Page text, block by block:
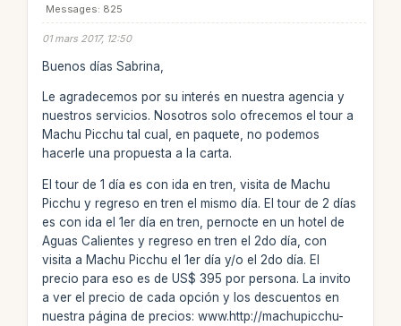
Messages: 825
01 mars 2017, 12:50
Buenos días Sabrina,
Le agradecemos por su interés en nuestra agencia y
nuestros servicios. Nosotros solo ofrecemos el tour a
Machu Picchu tal cual, en paquete, no podemos
hacerle una propuesta a la carta.
El tour de 1 día es con ida en tren, visita de Machu
Picchu y regreso en tren el mismo día. El tour de 2 días
es con ida el 1er día en tren, pernocte en un hotel de
Aguas Calientes y regreso en tren el 2do día, con
visita a Machu Picchu el 1er día y/o el 2do día. El
precio para eso es de US$ 395 por persona. La invito
a ver el precio de cada opción y los descuentos en
nuestra página de precios: www.http://machupicchu-